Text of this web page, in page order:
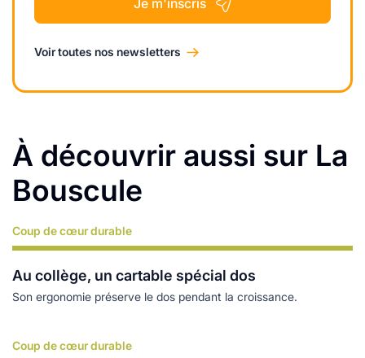
Voir toutes nos newsletters
À découvrir aussi sur La
Bouscule
Coup de cœur durable
Au collège, un cartable spécial dos
Son ergonomie préserve le dos pendant la croissance.
Lire plus
Coup de cœur durable
Lire plus